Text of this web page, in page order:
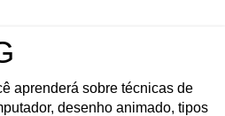
aprenderá sobre técnicas de
desenho animado, tipos